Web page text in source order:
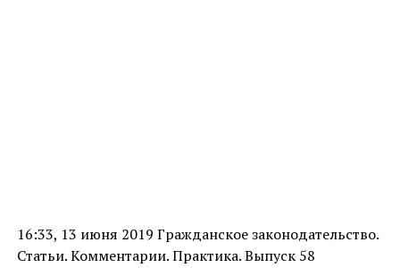
16:33, 13 июня 2019 Гражданское законодательство.
Статьи. Комментарии. Практика. Выпуск 58